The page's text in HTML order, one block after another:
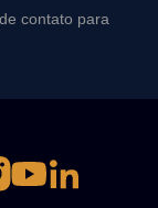
contato para